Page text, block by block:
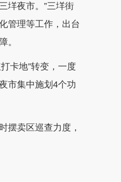
垟夜市。”三垟街
管理等工作，出台
。
卡地”转变，一度
市集中施划4个功
卖区巡查力度，